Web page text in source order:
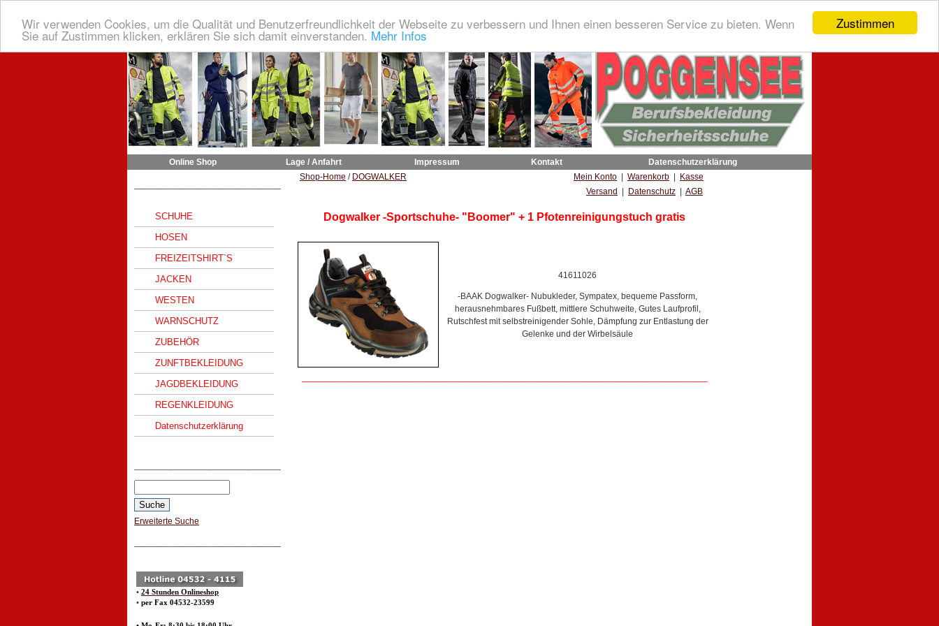
Zustimmen
Wir verwenden Cookies, um die Qualität und Benutzerfreundlichkeit der Webseite zu verbessern und Ihnen einen besseren Service zu bieten. Wenn
Sie auf Zustimmen klicken, erklären Sie sich damit einverstanden. Mehr Infos
Online Shop Lage / Anfahrt Impressum Kontakt Datenschutzerklärung
SCHUHE
HOSEN
FREIZEITSHIRT`S
JACKEN
WESTEN
WARNSCHUTZ
ZUBEHÖR
ZUNFTBEKLEIDUNG
JAGDBEKLEIDUNG
REGENKLEIDUNG
Datenschutzerklärung
Erweiterte Suche
• 24 Stunden Onlineshop
• per Fax 04532-23599
Shop-Home / DOGWALKER Mein Konto Warenkorb
Kasse
Versand
Datenschutz AGB
Dogwalker -Sportschuhe- "Boomer" + 1 Pfotenreinigungstuch gratis
41611026
-BAAK Dogwalker- Nubukleder, Sympatex, bequeme Passform,
herausnehmbares Fußbett, mittlere Schuhweite, Gutes Laufprofil,
Rutschfest mit selbstreinigender Sohle, Dämpfung zur Entlastung der
Gelenke und der Wirbelsäule